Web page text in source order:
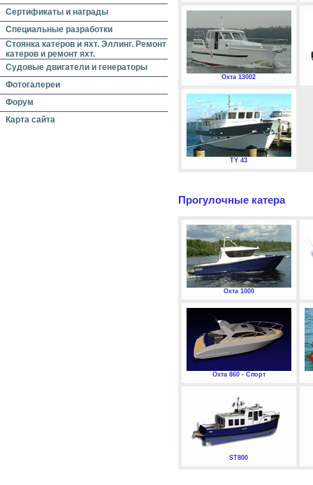
Сертификаты и награды
Специальные разработки
Стоянка катеров и яхт. Эллинг. Ремонт
катеров и ремонт яхт.
Судовые двигатели и генераторы
Фотогалереи
Форум
Карта сайта
Охта 13002
TY 43
Прогулочные катера
Охта 1000
Охта 860 - Спорт
ST800